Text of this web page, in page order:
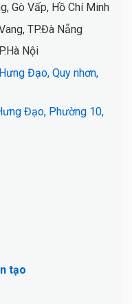
Gò Vấp, Hồ Chí Minh
TP.Đà Nẵng
Nội
Đạo, Quy nhơn,
Đạo, Phường 10,
tạo